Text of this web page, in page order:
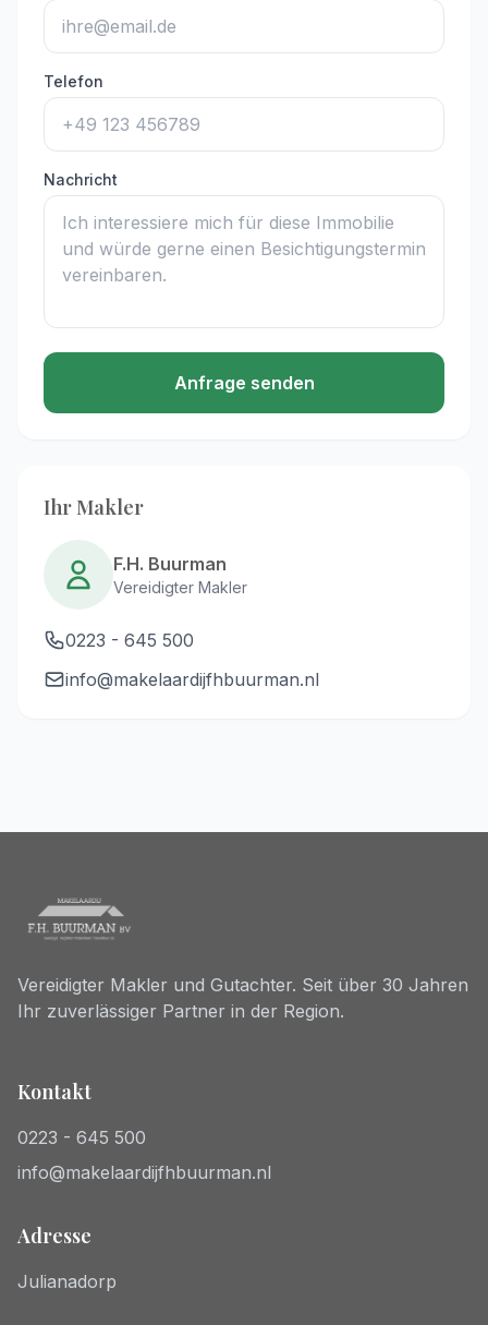
Telefon
Nachricht
Anfrage senden
Ihr Makler
F.H. Buurman
Vereidigter Makler
0223 - 645 500
info@makelaardijfhbuurman.nl
Vereidigter Makler und Gutachter. Seit über 30 Jahren
Ihr zuverlässiger Partner in der Region.
Kontakt
0223 - 645 500
info@makelaardijfhbuurman.nl
Adresse
Julianadorp